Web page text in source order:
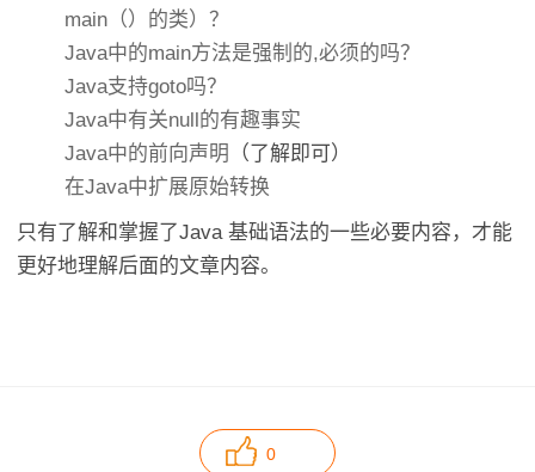
main（）的类）？
Java中的main方法是强制的,必须的吗？
Java支持goto吗？
Java中有关null的有趣事实
Java中的前向声明
（了解即可）
在Java中扩展原始转换
只有了解和掌握了Java 基础语法的一些必要内容，才能
更好地理解后面的文章内容。
0